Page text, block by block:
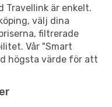
är enkelt.
välj dina
filtrerade
Vår "Smart
högsta värde för att